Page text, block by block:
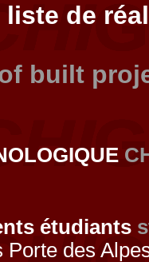
liste de
built
étudiants
Porte des